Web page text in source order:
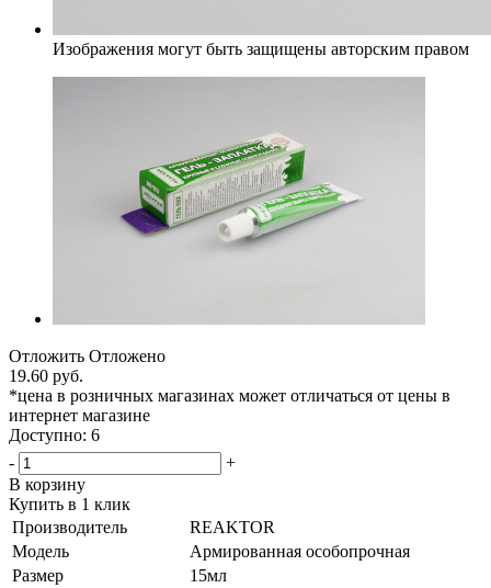
Изображения могут быть защищены авторским правом
Отложить Отложено
19.60 руб.
*цена в розничных магазинах может отличаться от цены в
интернет магазине
Доступно: 6
-
+
В корзину
Купить в 1 клик
Производитель
REAKTOR
Модель
Армированная особопрочная
Размер
15мл